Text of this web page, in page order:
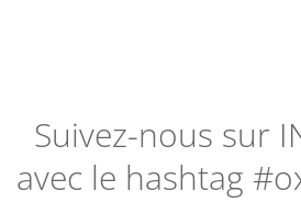
Suivez-nous sur
avec le hashtag